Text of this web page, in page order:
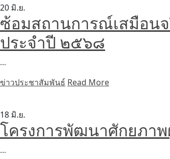
20 มิ.ย.
ซ้อมสถานการณ์เสมือนจ
ประจำปี ๒๕๖๘
...
ข่าวประชาสัมพันธ์ Read More
18 มิ.ย.
โครงการพัฒนาศักยภาพผู้
...